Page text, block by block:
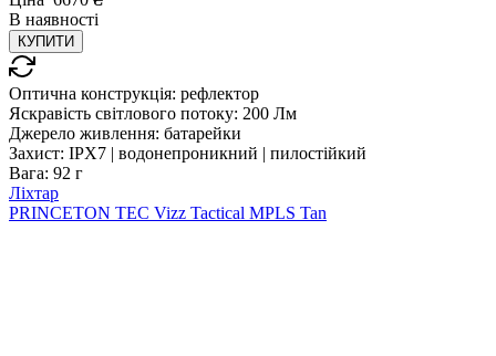
В наявності
КУПИТИ
Оптична конструкція: рефлектор
Яскравість світлового потоку: 200 Лм
Джерело живлення: батарейки
Захист: IPX7 | водонепроникний | пилостійкий
Вага: 92 г
Ліхтар
PRINCETON TEC Vizz Tactical MPLS Tan